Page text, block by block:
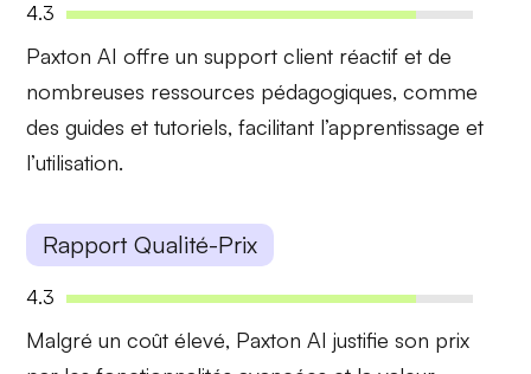
4.3
Paxton AI offre unsupport client réactif et de
nombreuses ressources pédagogiques, comme
des guides et tutoriels, facilitant l’apprentissage et
l’utilisation.
Rapport Qualité-Prix
4.3
Malgré uncoût élevé, Paxton AI justifie son prix